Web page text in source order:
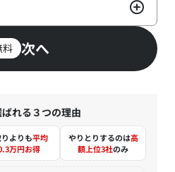
料 次へ
れる３つの理由
よりも平均
万円お得
やりとりするのは高
額上位3社のみ